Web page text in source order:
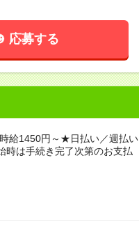
応募する
給1450円～★日払い／週払い
は手続き完了次第のお支払